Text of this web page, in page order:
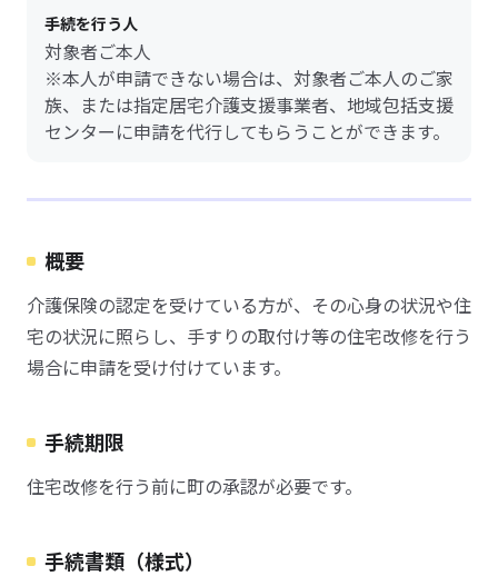
手続を行う人
対象者ご本人
※本人が申請できない場合は、対象者ご本人のご家
族、または指定居宅介護支援事業者、地域包括支援
センターに申請を代行してもらうことができます。
概要
介護保険の認定を受けている方が、その心身の状況や住
宅の状況に照らし、手すりの取付け等の住宅改修を行う
場合に申請を受け付けています。
手続期限
住宅改修を行う前に町の承認が必要です。
手続書類（様式）